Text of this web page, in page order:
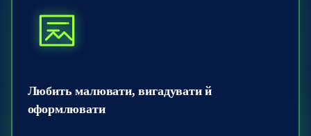
Любить малювати, вигадувати й
оформлювати